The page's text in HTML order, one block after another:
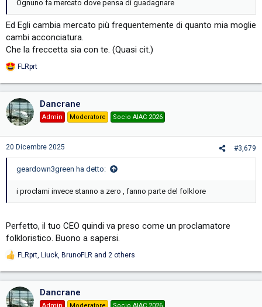
Ognuno fa mercato dove pensa di guadagnare
Ed Egli cambia mercato più frequentemente di quanto mia moglie
cambi acconciatura.
Che la freccetta sia con te. (Quasi cit.)
R
t
i
n
s
FLRprt
Dancrane
Admin Moderatore Socio AIAC 2026
20 Dicembre 2025 #3,679
geardown3green ha detto:
i proclami invece stanno a zero , fanno parte del folklore
Perfetto, il tuo CEO quindi va preso come un proclamatore
folkloristico. Buono a sapersi.
R
t
FLRprt, Liuck, BrunoFLR and 2 others
Dancrane
Admin Moderatore Socio AIAC 2026